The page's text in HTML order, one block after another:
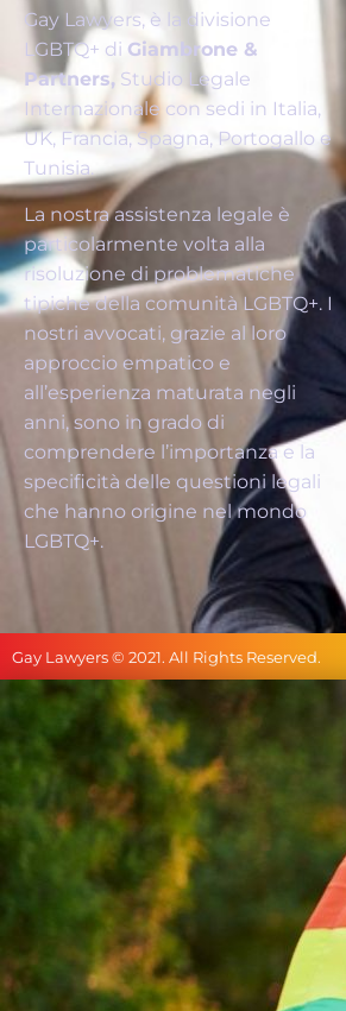
Gay Lawyers, è la divisione
LGBTQ+ di Giambrone &
Partners, Studio Legale
Internazionale con sedi in Italia,
UK, Francia, Spagna, Portogallo e
Tunisia.
La nostra assistenza legale è
particolarmente volta alla
risoluzione di problematiche
tipiche della comunità LGBTQ+. I
nostri avvocati, grazie al loro
approccio empatico e
all’esperienza maturata negli
anni, sono in grado di
comprendere l’importanza e la
specificità delle questioni legali
che hanno origine nel mondo
LGBTQ+.
Gay Lawyers © 2021. All Rights Reserved.